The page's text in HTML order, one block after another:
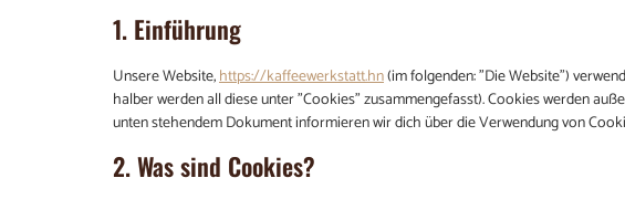
1. Einführung
Unsere Website,https://kaffeewerkstatt.hn(im folgenden: "Die Website")
halber werden all diese unter "Cookies" zusammengefasst). Cookies werden
unten stehendem Dokument informieren wir dich über die Verwendung von
2. Was sind Cookies?